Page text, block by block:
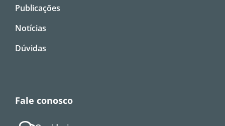
Publicações
Notícias
Dúvidas
Fale conosco